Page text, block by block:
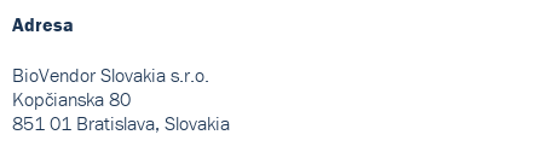
Adresa
BioVendor Slovakia s.r.o.
Kopčianska 80
851 01 Bratislava, Slovakia